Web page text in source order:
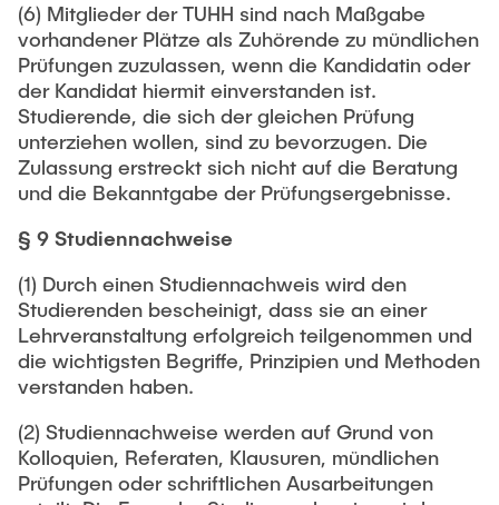
(6) Mitglieder der TUHH sind nach Maßgabe
vorhandener Plätze als Zuhörende zu mündlichen
Prüfungen zuzulassen, wenn die Kandidatin oder
der Kandidat hiermit einverstanden ist.
Studierende, die sich der gleichen Prüfung
unterziehen wollen, sind zu bevorzugen. Die
Zulassung erstreckt sich nicht auf die Beratung
und die Bekanntgabe der Prüfungsergebnisse.
§ 9 Studiennachweise
(1) Durch einen Studiennachweis wird den
Studierenden bescheinigt, dass sie an einer
Lehrveranstaltung erfolgreich teilgenommen und
die wichtigsten Begriffe, Prinzipien und Methoden
verstanden haben.
(2) Studiennachweise werden auf Grund von
Kolloquien, Referaten, Klausuren, mündlichen
Prüfungen oder schriftlichen Ausarbeitungen